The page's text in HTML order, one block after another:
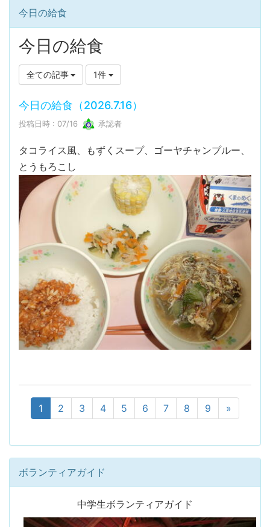
今日の給食
今日の給食
全ての記事 1件
今日の給食（2026.7.16）
投稿日時 : 07/16 承認者
タコライス風、もずくスープ、ゴーヤチャンプルー、
とうもろこし
1 2 3 4 5 6 7 8 9 »
ボランティアガイド
中学生ボランティアガイド